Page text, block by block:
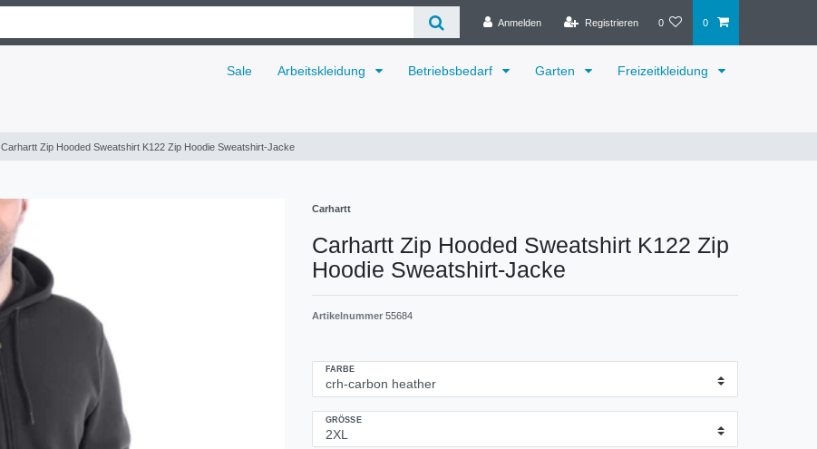
Anmelden Registrieren 0 0
Sale Arbeitskleidung Betriebsbedarf Garten Freizeitkleidung
Carhartt Zip Hooded Sweatshirt K122 Zip Hoodie Sweatshirt-Jacke
Carhartt
Carhartt Zip Hooded Sweatshirt K122 Zip
Hoodie Sweatshirt-Jacke
Artikelnummer 55684
FARBE
GRÖSSE